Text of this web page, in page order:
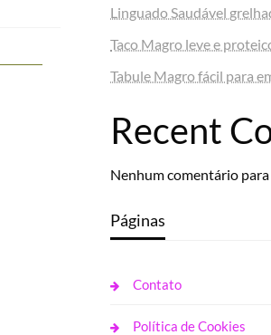
Linguado Saudável
Taco Magro leve e
Tabule Magro fácil para
Recent
Nenhum comentário
Páginas
Contato
Política de Cookies